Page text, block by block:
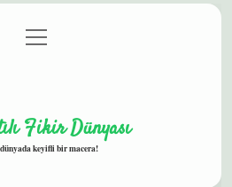
Gizlilik Politikası
menüyü
aç
Fikir Dünyası
keyifli bir macera!